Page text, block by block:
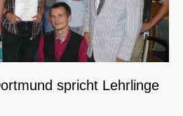
spricht Lehrlinge